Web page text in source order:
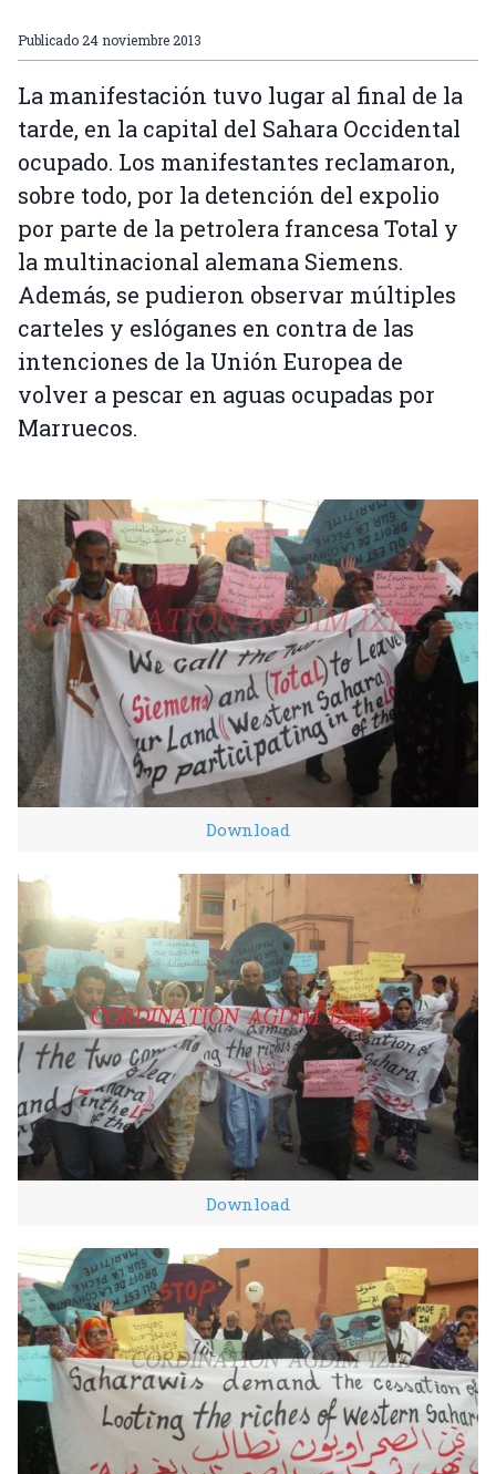
Publicado 24 noviembre 2013
La manifestación tuvo lugar al final de la
tarde, en la capital del Sahara Occidental
ocupado. Los manifestantes reclamaron,
sobre todo, por la detención del expolio
por parte de la petrolera francesa Total y
la multinacional alemana Siemens.
Además, se pudieron observar múltiples
carteles y eslóganes en contra de las
intenciones de la Unión Europea de
volver a pescar en aguas ocupadas por
Marruecos.
Download
Download